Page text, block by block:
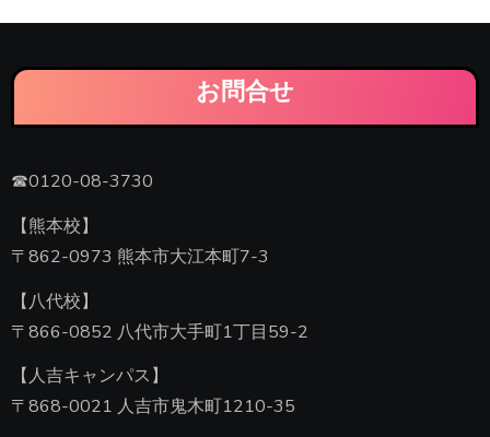
お問合せ
☎0120-08-3730
【熊本校】
〒862-0973 熊本市大江本町7-3
【八代校】
〒866-0852 八代市大手町1丁目59-2
【人吉キャンパス】
〒868-0021 人吉市鬼木町1210-35